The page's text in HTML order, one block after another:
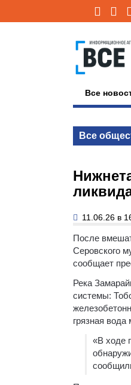
Все
Все
11.06.26 в
После
Серовского
сообщает
Река
системы:
грязная
«В ходе